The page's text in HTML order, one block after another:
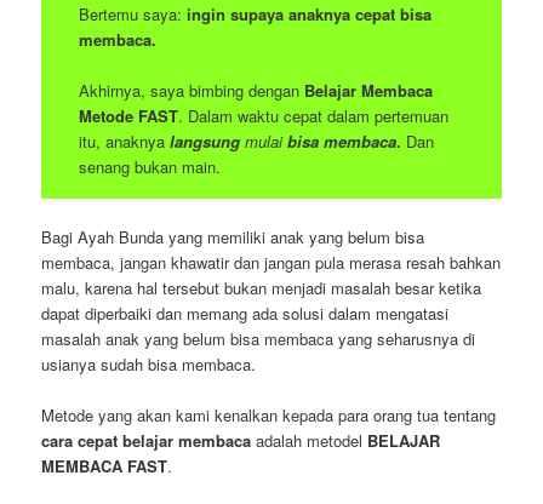
Bertemu saya: ingin supaya anaknya cepat bisa
membaca.
Akhirnya, saya bimbing dengan Belajar Membaca
Metode FAST. Dalam waktu cepat dalam pertemuan
itu, anaknya langsungmulaibisa membaca. Dan
senang bukan main.
Bagi Ayah Bunda yang memiliki anak yang belum bisa
membaca, jangan khawatir dan jangan pula merasa resah bahkan
malu, karena hal tersebut bukan menjadi masalah besar ketika
dapat diperbaiki dan memang ada solusi dalam mengatasi
masalah anak yang belum bisa membaca yang seharusnya di
usianya sudah bisa membaca.
Metode yang akan kami kenalkan kepada para orang tua tentang
cara cepat belajar membaca adalah metodel BELAJAR
MEMBACA FAST.